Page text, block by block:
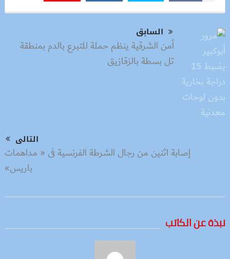
السابق
أمن الشرقية ينظم حملة للتبرع بالدم بمنطقة
تل بسطة بالزقازيق
التالى
إصابة اثنين من رجال الشرطة الفرنسية فى « مداهمات
باريس»
نبذة عن الكاتب